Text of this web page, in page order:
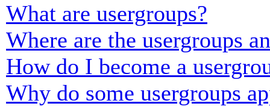
What are usergroups?
Where are the usergroups
How do I become a
Why do some usergroups